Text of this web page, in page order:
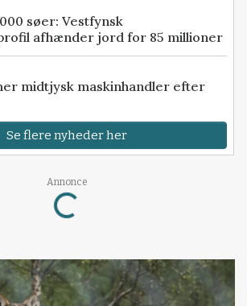
søer: Vestfynsk
afhænder jord for 85 millioner
midtjysk maskinhandler efter
Se flere nyheder her
Annonce
Loading...